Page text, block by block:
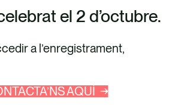
el 2 d’octubre.
a l’enregistrament,
AQUÍ